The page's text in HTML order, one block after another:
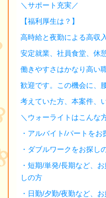
＼サポート充実／
【福利厚生は？】
高時給と夜勤による高収
安定就業、社員食堂、休
働きやすさはかなり高い
歓迎です。この機会に、
考えていた方、本案件、
＼ウォーライトはこんな
・アルバイト/パートをお
・ダブルワークをお探し
・短期/単発/長期など、
しの方
・日勤/夕勤/夜勤など、